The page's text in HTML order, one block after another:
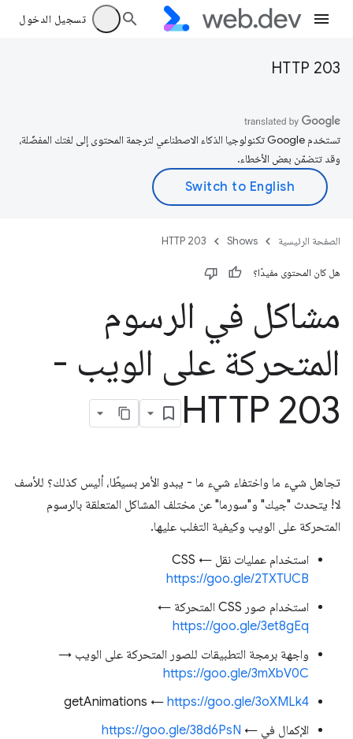
تسجيل الدخول
HTTP 203
تستخدم Google تكنولوجيا الذكاء الاصطناعي لترجمة المحتوى إلى لغتك المفضّلة،
وقد تتضمّن بعض الأخطاء.
الصفحة الرئيسية Shows
HTTP 203
هل كان المحتوى مفيدًا؟
مشاكل في الرسوم
المتحركة على الويب -
HTTP 203
تجاهل شيء ما واختفاء شيء ما - يبدو الأمر بسيطًا، أليس كذلك؟ للأسف
لا! يتحدث "جيك" و"سورما" عن مختلف المشاكل المتعلقة بالرسوم
المتحركة على الويب وكيفية التغلب عليها.
استخدام عمليات نقل CSS ←
https://goo.gle/2TXTUCB
استخدام صور CSS المتحركة ←
https://goo.gle/3et8gEq
واجهة برمجة التطبيقات للصور المتحركة على الويب →
https://goo.gle/3mXbV0C
getAnimations ← https://goo.gle/3oXMLk4
الإكمال في ← https://goo.gle/38d6PsN